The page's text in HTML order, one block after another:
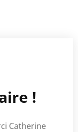
!
Catherine